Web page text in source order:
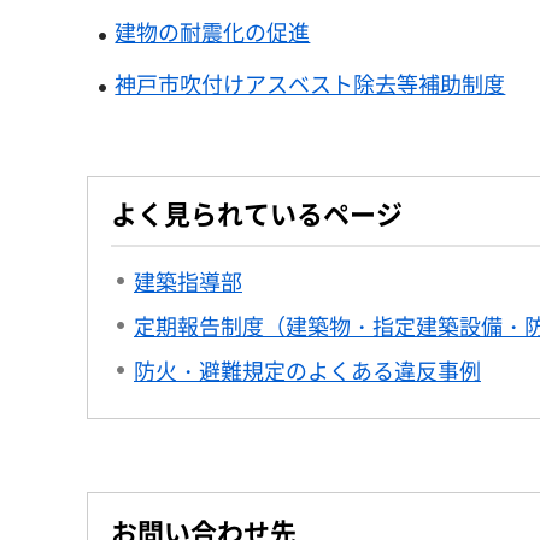
建物の耐震化の促進
神戸市吹付けアスベスト除去等補助制度
よく見られているページ
建築指導部
定期報告制度（建築物・指定建築設備・
防火・避難規定のよくある違反事例
お問い合わせ先